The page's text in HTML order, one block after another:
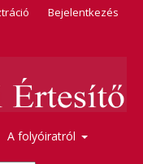
A folyóiratról
Bejelentkezés